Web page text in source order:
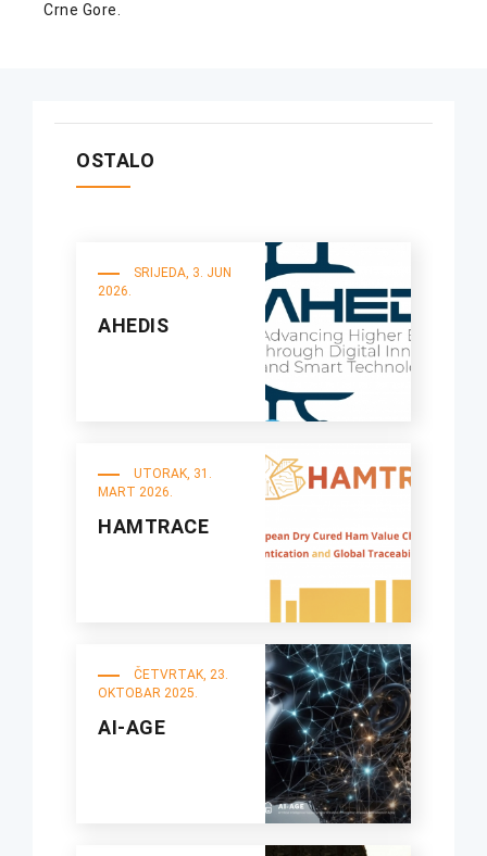
Crne Gore.
OSTALO
SRIJEDA, 3. JUN
2026.
AHEDIS
UTORAK, 31.
MART 2026.
HAMTRACE
ČETVRTAK, 23.
OKTOBAR 2025.
AI-AGE